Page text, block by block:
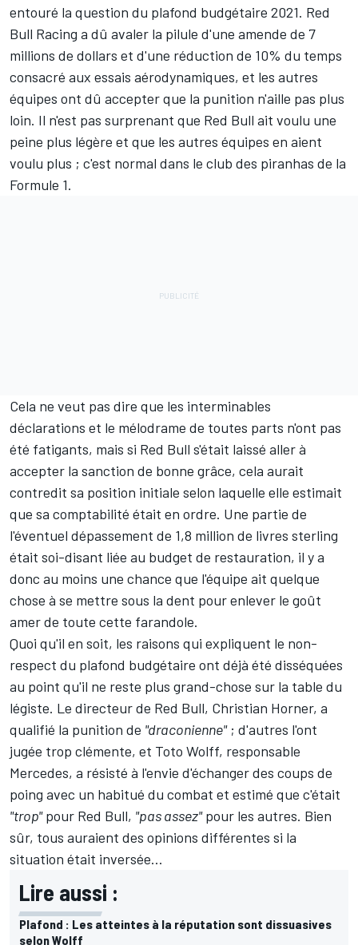
entouré la question du plafond budgétaire 2021. Red
Bull Racing a dû avaler la pilule d'une amende de 7
millions de dollars et d'une réduction de 10% du temps
consacré aux essais aérodynamiques, et les autres
équipes ont dû accepter que la punition n'aille pas plus
loin. Il n'est pas surprenant que Red Bull ait voulu une
peine plus légère et que les autres équipes en aient
voulu plus ; c'est normal dans le club des piranhas de la
Formule 1.
Cela ne veut pas dire que les interminables
déclarations et le mélodrame de toutes parts n'ont pas
été fatigants, mais si Red Bull s'était laissé aller à
accepter la sanction de bonne grâce, cela aurait
contredit sa position initiale selon laquelle elle estimait
que sa comptabilité était en ordre. Une partie de
l'éventuel dépassement de 1,8 million de livres sterling
était soi-disant liée au budget de restauration, il y a
donc au moins une chance que l'équipe ait quelque
chose à se mettre sous la dent pour enlever le goût
amer de toute cette farandole.
Quoi qu'il en soit, les raisons qui expliquent le non-
respect du plafond budgétaire ont déjà été disséquées
au point qu'il ne reste plus grand-chose sur la table du
légiste. Le directeur de Red Bull, Christian Horner, a
qualifié la punition de "draconienne"; d'autres l'ont
jugée trop clémente, et Toto Wolff, responsable
Mercedes, a résisté à l'envie d'échanger des coups de
poing avec un habitué du combat et estimé que c'était
"trop"pour Red Bull, "pas assez"pour les autres. Bien
sûr, tous auraient des opinions différentes si la
situation était inversée...
Lire aussi :
Plafond : Les atteintes à la réputation sont dissuasives
selon Wolff